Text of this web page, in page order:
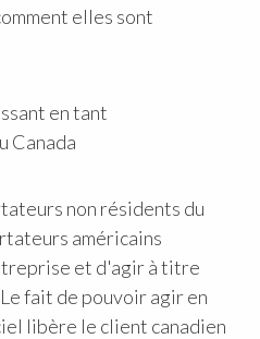
elles sont
en tant
Canada
non résidents du
américains
et d'agir à titre
fait de pouvoir agir en
libère le client canadien